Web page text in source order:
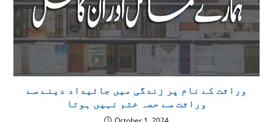
وراثت کے نام پر زندگی میں جائیداد دینے سے
وراثت سے حصہ ختم نہیں ہوتا